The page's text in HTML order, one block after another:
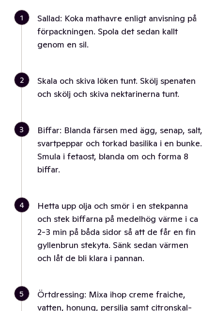
1
Sallad: Koka mathavre enligt anvisning på
förpackningen. Spola det sedan kallt
genom en sil.
2
Skala och skiva löken tunt. Skölj spenaten
och skölj och skiva nektarinerna tunt.
3
Biffar: Blanda färsen med ägg, senap, salt,
svartpeppar och torkad basilika i en bunke.
Smula i fetaost, blanda om och forma 8
biffar.
4
Hetta upp olja och smör i en stekpanna
och stek biffarna på medelhög värme i ca
2-3 min på båda sidor så att de får en fin
gyllenbrun stekyta. Sänk sedan värmen
och låt de bli klara i pannan.
5
Örtdressing: Mixa ihop creme fraiche,
vatten, honung, persilja samt citronskal-